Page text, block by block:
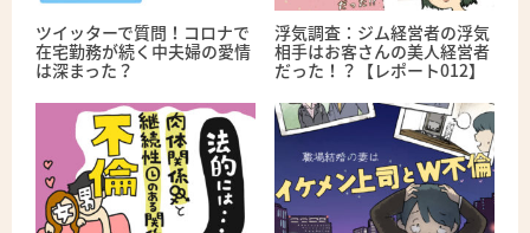
ツイッターで質問！コロナで
在宅勤務が続く中夫婦の愛情
は深まった？
浮気調査：ジム経営者の浮気
相手はお客さんの美人経営者
だった！？【レポート012】